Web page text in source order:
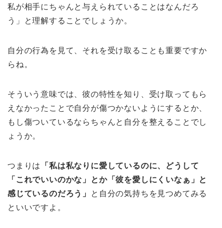
私が相手にちゃんと与えられていることはなんだろ
う」と理解することでしょうか。
自分の行為を見て、それを受け取ることも重要ですか
らね。
そういう意味では、彼の特性を知り、受け取ってもら
えなかったことで自分が傷つかないようにするとか、
もし傷ついているならちゃんと自分を整えることでし
ょうか。
つまりは
「私は私なりに愛しているのに、どうして
「これでいいのかな」とか「彼を愛しにくいなぁ」と
感じているのだろう」
と自分の気持ちを見つめてみる
といいですよ。